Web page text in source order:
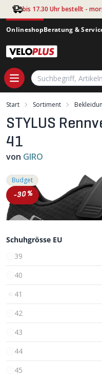
Zum Hauptinhalt springen
bis 17.30 Uhr bestellt -
OnlineshopBeratung &
Start Sortiment
STYLUS
41
von GIRO
Budget
-30%
Schuhgrösse EU
39
40
41
42
43
44
45